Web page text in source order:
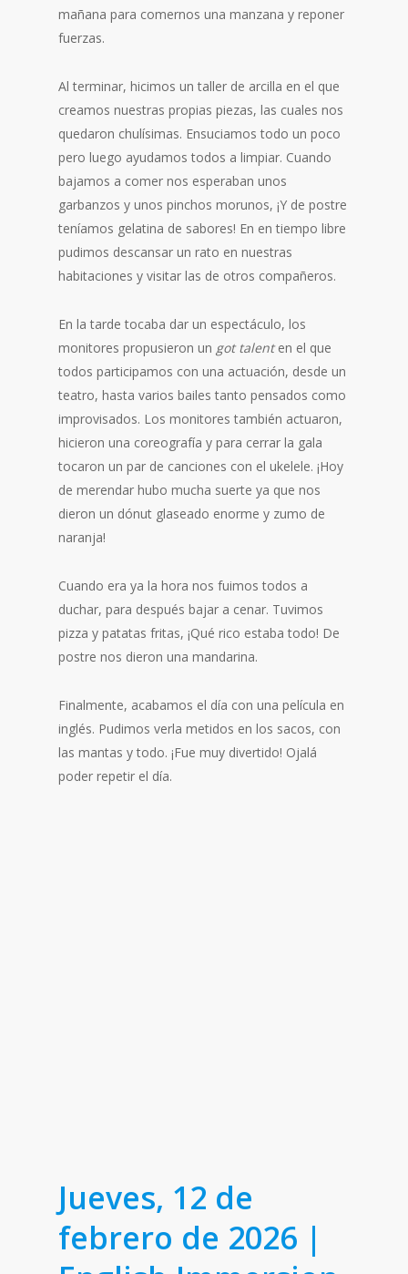
mañana para comernos una manzana y reponer
fuerzas.
Al terminar, hicimos un taller de arcilla en el que
creamos nuestras propias piezas, las cuales nos
quedaron chulísimas. Ensuciamos todo un poco
pero luego ayudamos todos a limpiar. Cuando
bajamos a comer nos esperaban unos
garbanzos y unos pinchos morunos, ¡Y de postre
teníamos gelatina de sabores! En en tiempo libre
pudimos descansar un rato en nuestras
habitaciones y visitar las de otros compañeros.
En la tarde tocaba dar un espectáculo, los
monitores propusieron un got talenten el que
todos participamos con una actuación, desde un
teatro, hasta varios bailes tanto pensados como
improvisados. Los monitores también actuaron,
hicieron una coreografía y para cerrar la gala
tocaron un par de canciones con el ukelele. ¡Hoy
de merendar hubo mucha suerte ya que nos
dieron un dónut glaseado enorme y zumo de
naranja!
Cuando era ya la hora nos fuimos todos a
duchar, para después bajar a cenar. Tuvimos
pizza y patatas fritas, ¡Qué rico estaba todo! De
postre nos dieron una mandarina.
Finalmente, acabamos el día con una película en
inglés. Pudimos verla metidos en los sacos, con
las mantas y todo. ¡Fue muy divertido! Ojalá
poder repetir el día.
Jueves, 12 de
febrero de 2026 |